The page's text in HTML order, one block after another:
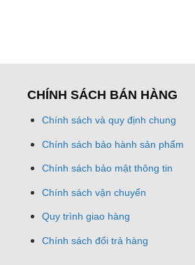
CHÍNH SÁCH BÁN HÀNG
Chính sách và quy định chung
Chính sách bảo hành sản phẩm
Chính sách bảo mật thông tin
Chính sách vận chuyển
Quy trình giao hàng
Chính sách đổi trả hàng